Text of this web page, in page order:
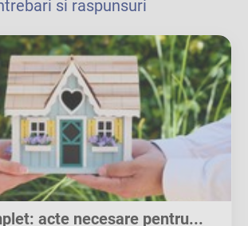
si raspunsuri
acte necesare pentru...